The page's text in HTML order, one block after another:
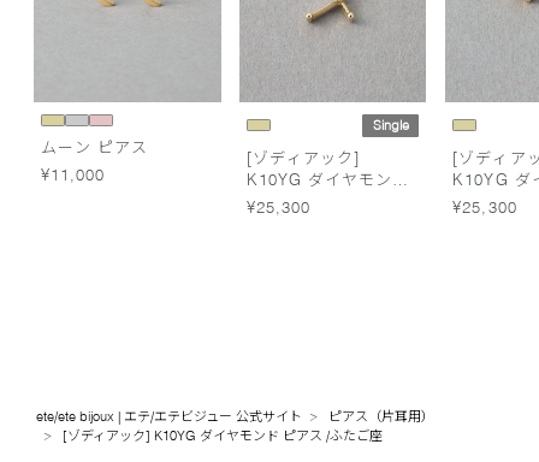
ムーン ピアス
¥11,000
Single
[ゾディアック]
K10YG ダイヤモンド
ピアス /かに座
¥25,300
[ゾディア
K10YG ダ
ピアス /お
¥25,300
ete/ete bijoux | エテ/エテビジュー 公式サイト
ピアス（片耳用）
[ゾディアック] K10YG ダイヤモンド ピアス /ふたご座